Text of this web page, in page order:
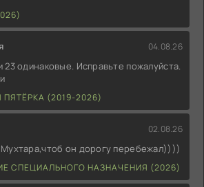
04.08.26
23 одинаковые. Исправьте пожалуйста.
(2019-2026)
02.08.26
Мухтара,чтоб он дорогу перебежал))))
СПЕЦИАЛЬНОГО НАЗНАЧЕНИЯ (2026)